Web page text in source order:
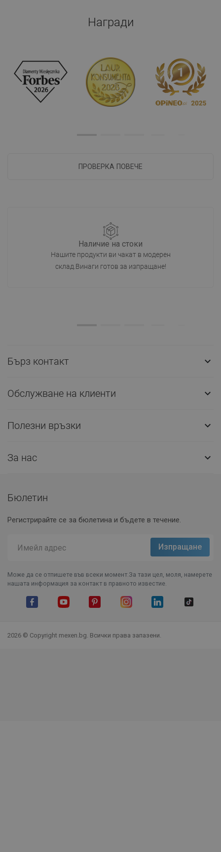
Награди
ПРОВЕРКА ПОВЕЧЕ
Наличие на стоки
Нашите продукти ви чакат в модерен
склад.Винаги готов за изпращане!
Бърз контакт 
Обслужване на клиенти 
Полезни връзки 
За нас 
Бюлетин
Регистрирайте се за бюлетина и бъдете в течение.
Може да се отпишете във всеки момент.За тази цел, моля, намерете
нашата информация за контакт в правното известие.
2026 © Copyright mexen.bg. Всички права запазени.